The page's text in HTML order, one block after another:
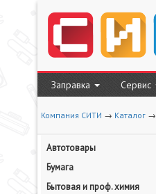
Заправка Сервис
Компания СИТИ → Каталог →
Автотовары
Бумага
Бытовая и проф. химия